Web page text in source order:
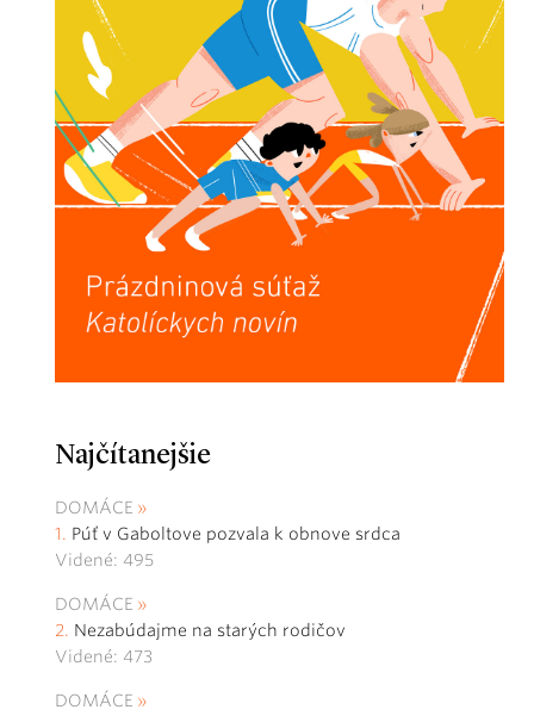
Najčítanejšie
DOMÁCE
Púť v Gaboltove pozvala k obnove srdca
Videné: 495
DOMÁCE
Nezabúdajme na starých rodičov
Videné: 473
DOMÁCE